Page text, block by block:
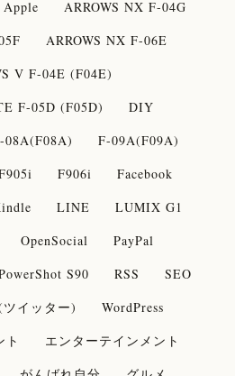
Apple
ARROWS NX F-04G
ARROWS NX F-06E
V F-04E (F04E)
F-05D (F05D)
DIY
08A(F08A)
F-09A(F09A)
F906i
Facebook
LINE
LUMIX G1
OpenSocial
PayPal
S90 RSS
SEO
イッター)
WordPress
ト
エンターテインメント